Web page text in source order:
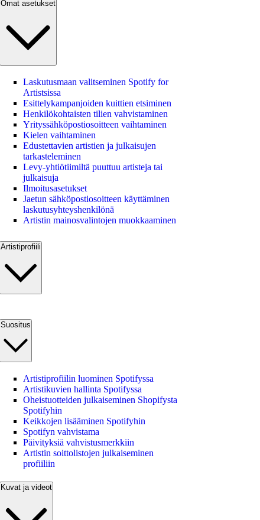
Omat asetukset
Laskutusmaan valitseminen Spotify for
Artistsissa
Esittelykampanjoiden kuittien etsiminen
Henkilökohtaisten tilien vahvistaminen
Yrityssähköpostiosoitteen vaihtaminen
Kielen vaihtaminen
Edustettavien artistien ja julkaisujen
tarkasteleminen
Levy‑yhtiötiimiltä puuttuu artisteja tai
julkaisuja
Ilmoitusasetukset
Jaetun sähköpostiosoitteen käyttäminen
laskutusyhteyshenkilönä
Artistin mainosvalintojen muokkaaminen
Artistiprofiili
Suositus
Artistiprofiilin luominen Spotifyssa
Artistikuvien hallinta Spotifyssa
Oheistuotteiden julkaiseminen Shopifysta
Spotifyhin
Keikkojen lisääminen Spotifyhin
Spotifyn vahvistama
Päivityksiä vahvistusmerkkiin
Artistin soittolistojen julkaiseminen
profiiliin
Kuvat ja videot